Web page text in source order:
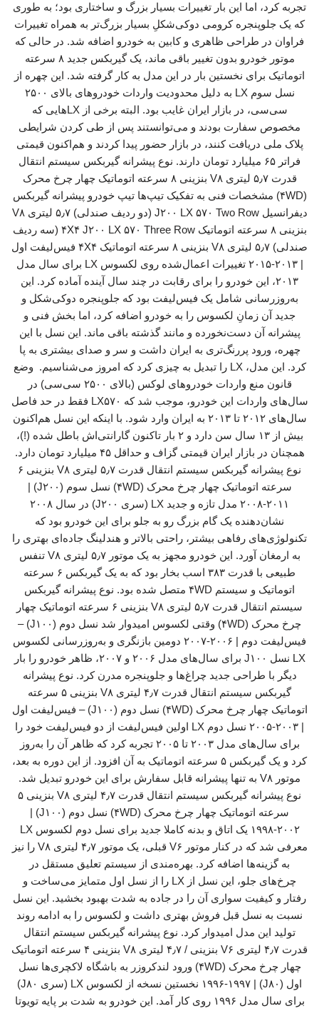
تجربه کرد، اما این بار تغییرات بسیار بزرگ و ساختاری بود؛ به طوری
که یک جلوپنجره کرومی دوکی‌شکلِ بسیار بزرگ‌تر به همراه تغییرات
فراوان در طراحی ظاهری و کابین به خودرو اضافه شد. در حالی که
موتور خودرو بدون تغییر باقی ماند، یک گیربکس جدید ۸ سرعته
اتوماتیک برای نخستین بار در این مدل به کار گرفته شد. این چهره از
نسل سوم LX به دلیل محدودیت واردات خودروهای بالای ۲۵۰۰
سی‌سی، در بازار ایران غایب بود. البته برخی از LX‌هایی که
مخصوص سفارت بودند و می‌توانستند پس از طی کردن شرایطی
پلاک ملی دریافت کنند، در بازار حضور پیدا کردند و هم‌اکنون قیمتی
فراتر ۶۵ میلیارد تومان دارند. نوع پیشرانه گیربکس سیستم انتقال
قدرت ۵٫۷ لیتری V۸ بنزینی ۸ سرعته اتوماتیک چهار چرخ محرک
(۴WD) مشخصات فنی به تفکیک تیپ‌ها تیپ خودرو پیشرانه گیربکس
دیفرانسیل J۲۰۰ LX ۵۷۰ Two Row (دو ردیف صندلی) ۵٫۷ لیتری V۸
بنزینی ۸ سرعته اتوماتیک ۴X۴ J۲۰۰ LX ۵۷۰ Three Row (سه ردیف
صندلی) ۵٫۷ لیتری V۸ بنزینی ۸ سرعته اتوماتیک ۴X۴ فیس‌لیفت اول
| ۲۰۱۳-۲۰۱۵ تغییرات اعمال‌شده روی لکسوس LX برای سال مدل
۲۰۱۳، این خودرو را برای رقابت در چند سال آینده آماده کرد. این
به‌روزرسانی شامل یک فیس‌لیفت بود که جلوپنجره دوکی‌شکل و
جدید آن زمانِ لکسوس را به خودرو اضافه کرد، اما بخش فنی و
پیشرانه آن دست‌نخورده و مانند گذشته باقی ماند. این نسل با این
چهره، ورود پررنگ‌تری به ایران داشت و سر و صدای بیشتری به پا
کرد. این مدل، LX را تبدیل به چیزی کرد که امروز می‌شناسیم. وضع
قانون منع واردات خودروهای لوکس (بالای ۲۵۰۰ سی‌سی) در
سال‌های واردات این خودرو، موجب شد که LX۵۷۰ فقط در حد فاصل
سال‌های ۲۰۱۲ تا ۲۰۱۳ به ایران وارد شود. با اینکه این نسل هم‌اکنون
بیش از ۱۳ سال سن دارد و ۲ بار تاکنون گارانتی‌اش باطل شده (!)،
همچنان در بازار ایران قیمتی گزاف و حداقل ۴۵ میلیارد تومان دارد.
نوع پیشرانه گیربکس سیستم انتقال قدرت ۵٫۷ لیتری V۸ بنزینی ۶
سرعته اتوماتیک چهار چرخ محرک (۴WD) نسل سوم (J۲۰۰) |
۲۰۰۸-۲۰۱۱ مدل تازه و جدید LX (سری J۲۰۰) در سال ۲۰۰۸
نشان‌دهنده یک گام بزرگ رو به جلو برای این خودرو بود که
تکنولوژی‌های رفاهی بیشتر، راحتی بالاتر و هندلینگ جاده‌ای بهتری را
به ارمغان آورد. این خودرو مجهز به یک موتور ۵٫۷ لیتری V۸ تنفس
طبیعی با قدرت ۳۸۳ اسب بخار بود که به یک گیربکس ۶ سرعته
اتوماتیک و سیستم ۴WD متصل شده بود. نوع پیشرانه گیربکس
سیستم انتقال قدرت ۵٫۷ لیتری V۸ بنزینی ۶ سرعته اتوماتیک چهار
چرخ محرک (۴WD) وقتی لکسوس امیدوار شد نسل دوم (J۱۰۰) –
فیس‌لیفت دوم | ۲۰۰۶-۲۰۰۷ دومین بازنگری و به‌روزرسانی لکسوس
LX نسل J۱۰۰ برای سال‌های مدل ۲۰۰۶ و ۲۰۰۷، ظاهر خودرو را بار
دیگر با طراحی جدید چراغ‌ها و جلوپنجره مدرن کرد. نوع پیشرانه
گیربکس سیستم انتقال قدرت ۴٫۷ لیتری V۸ بنزینی ۵ سرعته
اتوماتیک چهار چرخ محرک (۴WD) نسل دوم (J۱۰۰) – فیس‌لیفت اول
| ۲۰۰۳-۲۰۰۵ نسل دوم LX اولین فیس‌لیفت از دو فیس‌لیفت خود را
برای سال‌های مدل ۲۰۰۳ تا ۲۰۰۵ تجربه کرد که ظاهر آن را به‌روز
کرد و یک گیربکس ۵ سرعته اتوماتیک به آن افزود. از این دوره به بعد،
موتور V۸ به تنها پیشرانه قابل سفارش برای این خودرو تبدیل شد.
نوع پیشرانه گیربکس سیستم انتقال قدرت ۴٫۷ لیتری V۸ بنزینی ۵
سرعته اتوماتیک چهار چرخ محرک (۴WD) نسل دوم (J۱۰۰) |
۱۹۹۸-۲۰۰۲ یک اتاق و بدنه کاملا جدید برای نسل دوم لکسوس LX
معرفی شد که در کنار موتور V۶ قبلی، یک موتور ۴٫۷ لیتری V۸ را نیز
به گزینه‌ها اضافه کرد. بهره‌مندی از سیستم تعلیق مستقل در
چرخ‌های جلو، این نسل از LX را از نسل اول متمایز می‌ساخت و
رفتار و کیفیت سواری آن را در جاده به شدت بهبود بخشید. این نسل
نسبت به نسل قبل فروش بهتری داشت و لکسوس را به ادامه روند
تولید این مدل امیدوار کرد. نوع پیشرانه گیربکس سیستم انتقال
قدرت ۴٫۷ لیتری V۶ بنزینی / ۴٫۷ لیتری V۸ بنزینی ۴ سرعته اتوماتیک
چهار چرخ محرک (۴WD) ورود لندکروزر به باشگاه لاکچری‌ها نسل
اول (J۸۰) | ۱۹۹۶-۱۹۹۷ نخستین نسخه از لکسوس LX (سری J۸۰)
برای سال مدل ۱۹۹۶ روی کار آمد. این خودرو به شدت بر پایه تویوتا